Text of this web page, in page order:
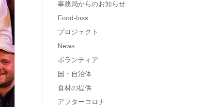
事務局からのお知らせ
Food-loss
プロジェクト
News
ボランティア
国・自治体
食材の提供
アフターコロナ